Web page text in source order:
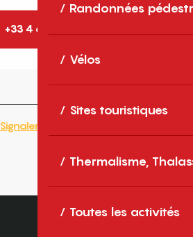
Randonnées
Vélos
Sites touristiques
Thermalisme,
Toutes les activités
+33 4 68 04 15
Signaler une erreur